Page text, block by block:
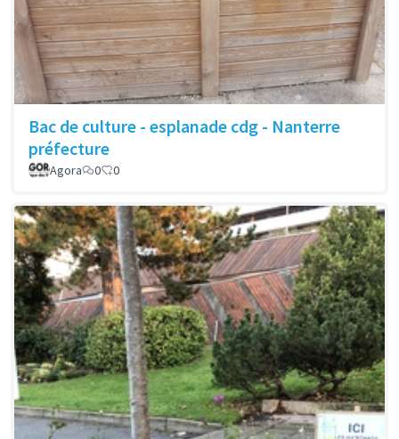
Bac de culture - esplanade cdg - Nanterre
préfecture
Agora 0 0